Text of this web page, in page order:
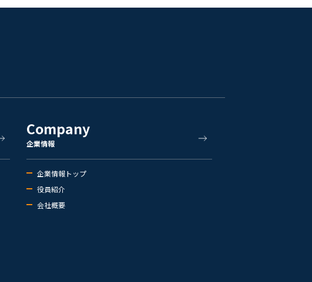
Company
企業情報
企業情報トップ
役員紹介
会社概要